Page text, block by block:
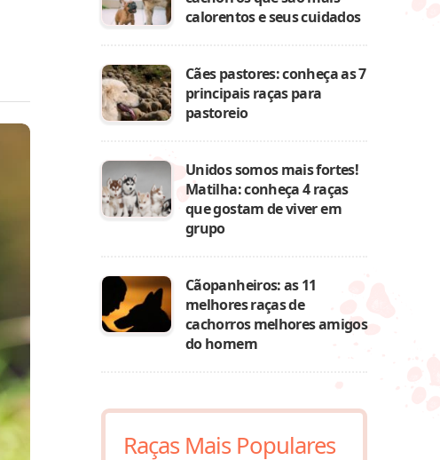
calorentos e seus cuidados
Cães pastores: conheça as 7
principais raças para
pastoreio
Unidos somos mais fortes!
Matilha: conheça 4 raças
que gostam de viver em
grupo
Cãopanheiros: as 11
melhores raças de
cachorros melhores amigos
do homem
Raças Mais Populares